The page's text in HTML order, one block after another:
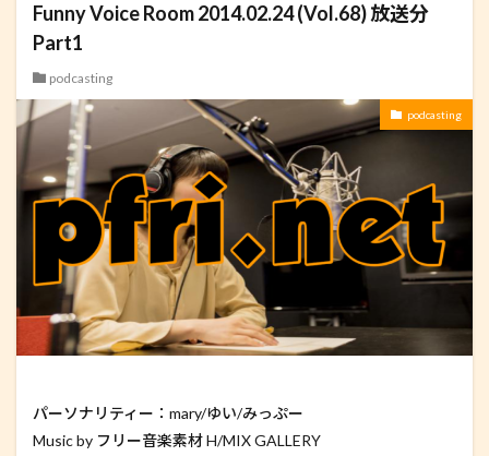
Funny Voice Room 2014.02.24 (Vol.68) 放送分
Part1
podcasting
podcasting
パーソナリティー：mary/ゆい/みっぷー
Music by フリー音楽素材 H/MIX GALLERY